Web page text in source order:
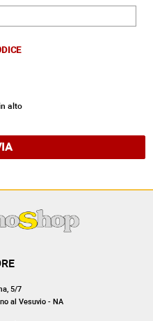
alto
5/7
al Vesuvio - NA